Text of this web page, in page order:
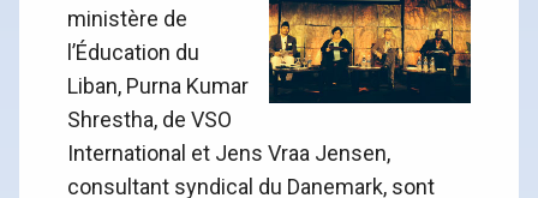
ministère de
l’Éducation du
Liban, Purna Kumar
Shrestha, de VSO
International et Jens Vraa Jensen,
consultant syndical du Danemark, sont